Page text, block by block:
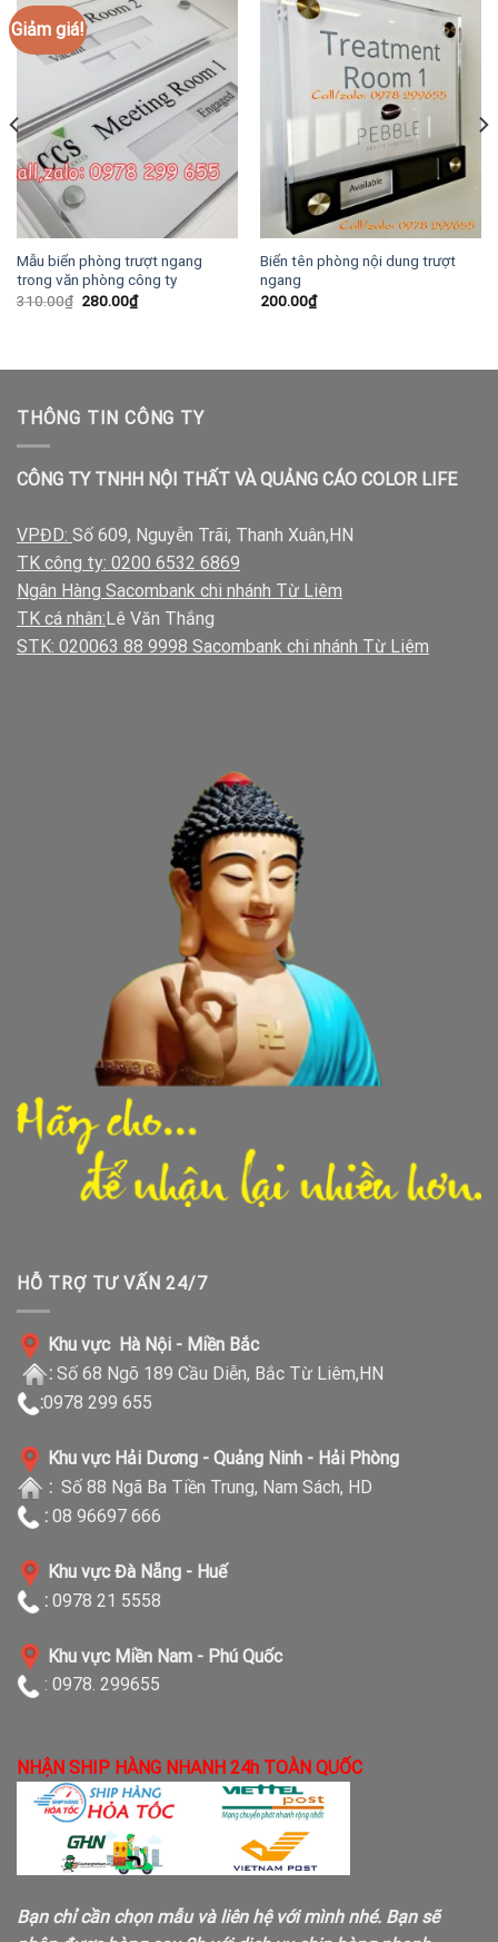
Giảm giá!
Mẫu biển phòng trượt ngang
trong văn phòng công ty
310.00₫ Giá
280.00₫Giá
hiện
Biển tên phòng nội dung trượt
ngang
200.00₫
THÔNG TIN CÔNG TY
CÔNG TY TNHH NỘI THẤT VÀ QUẢNG CÁO COLOR LIFE
VPĐD: Số 609, Nguyễn Trãi, Thanh Xuân,HN
TK công ty: 0200 6532 6869
Ngân Hàng Sacombank chi nhánh Từ Liêm
TK cá nhân:Lê Văn Thắng
STK: 020063 88 9998 Sacombank chi nhánh Từ Liêm
HỖ TRỢ TƯ VẤN 24/7
Khu vực Hà Nội - Miền Bắc
: Số 68 Ngõ 189 Cầu Diễn, Bắc Từ Liêm,HN
:0978 299 655
Khu vực Hải Dương - Quảng Ninh - Hải Phòng
: Số 88 Ngã Ba Tiền Trung, Nam Sách, HD
: 08 96697 666
Khu vực Đà Nẵng - Huế
: 0978 21 5558
Khu vực Miền Nam - Phú Quốc
: 0978. 299655
NHẬN SHIP HÀNG NHANH 24h TOÀN QUỐC
Bạn chỉ cần chọn mẫu và liên hệ với mình nhé. Bạn sẽ